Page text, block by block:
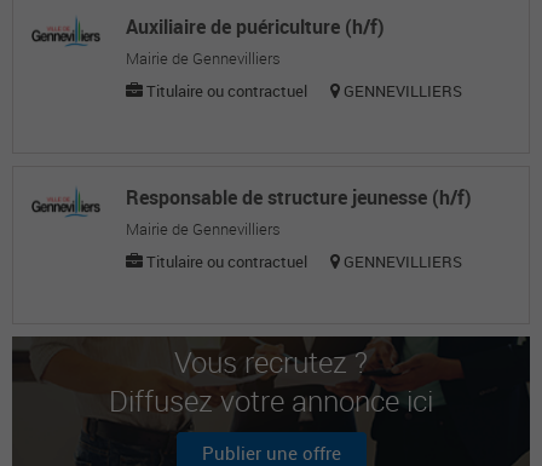
Auxiliaire de puériculture (h/f)
Mairie de Gennevilliers
Titulaire ou contractuel
GENNEVILLIERS
Responsable de structure jeunesse (h/f)
Mairie de Gennevilliers
Titulaire ou contractuel
GENNEVILLIERS
Vous recrutez ?
Diffusez votre annonce ici
Publier une offre